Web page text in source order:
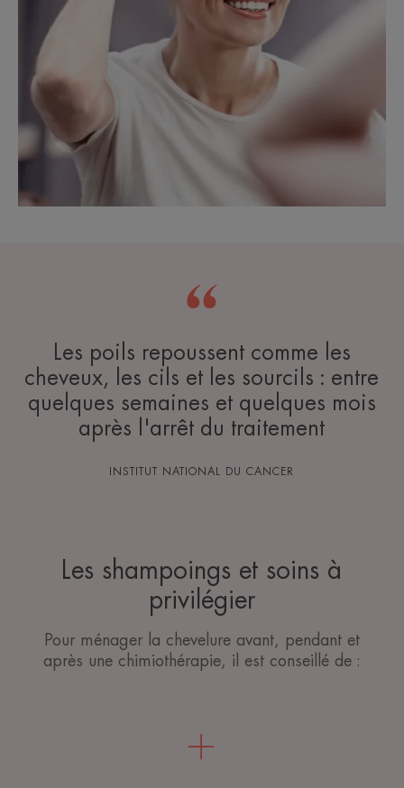
Les poils repoussent comme les
cheveux, les cils et les sourcils : entre
quelques semaines et quelques mois
après l'arrêt du traitement
INSTITUT NATIONAL DU CANCER
Les shampoings et soins à
privilégier
Pour ménager la chevelure avant, pendant et
après une chimiothérapie, il est conseillé de :